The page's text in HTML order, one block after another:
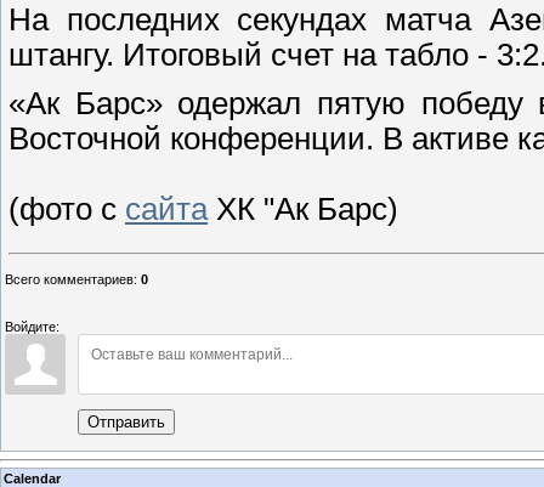
На последних секундах матча
штангу. Итоговый счет на табло -
«Ак Барс» одержал пятую
Восточной конференции. В активе
(фото с сайта ХК "Ак Барс)
Всего комментариев: 0
Войдите:
Отправить
Calendar